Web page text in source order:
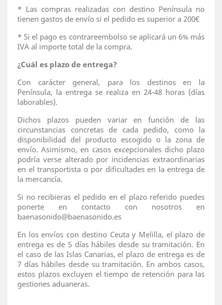
* Las compras realizadas con destino Península no
tienen gastos de envío si el pedido es superior a 200€
* Si el pago es contrareembolso se aplicará un 6% más
IVA al importe total de la compra.
¿Cuál es plazo de entrega?
Con carácter general, para los destinos en la
Península, la entrega se realiza en 24-48 horas (días
laborables).
Dichos plazos pueden variar en función de las
circunstancias concretas de cada pedido, como la
disponibilidad del producto escogido o la zona de
envío. Asimismo, en casos excepcionales dicho plazo
podría verse alterado por incidencias extraordinarias
en el transportista o por dificultades en la entrega de
la mercancía.
Si no recibieras el pedido en el plazo referido puedes
ponerte en contacto con nosotros en
baenasonido@baenasonido.es
En los envíos con destino Ceuta y Melilla, el plazo de
entrega es de 5 días hábiles desde su tramitación. En
el caso de las Islas Canarias, el plazo de entrega es de
7 días hábiles desde su tramitación. En ambos casos,
estos plazos excluyen el tiempo de retención para las
gestiones aduaneras.